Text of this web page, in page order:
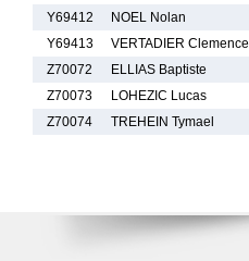
Y69412
NOEL Nolan
Y69413
VERTADIER Clemence
Z70072
ELLIAS Baptiste
Z70073
LOHEZIC Lucas
Z70074
TREHEIN Tymael